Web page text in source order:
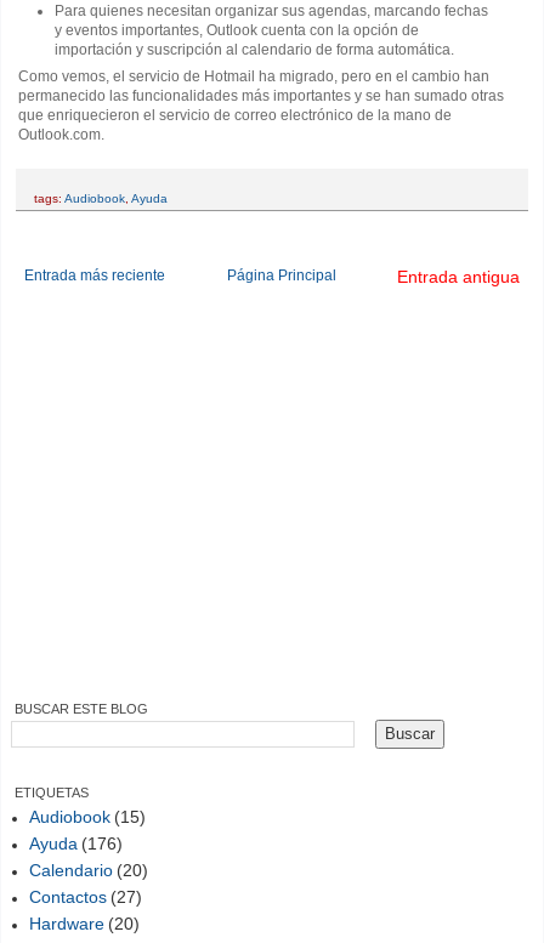
Para quienes necesitan organizar sus agendas, marcando fechas
y eventos importantes, Outlook cuenta con la opción de
importación y suscripción al calendario de forma automática.
Como vemos, el servicio de Hotmail ha migrado, pero en el cambio han
permanecido las funcionalidades más importantes y se han sumado otras
que enriquecieron el servicio de correo electrónico de la mano de
Outlook.com.
tags: Audiobook Ayuda
Entrada más reciente Entrada antigua
Página Principal
BUSCAR ESTE BLOG
ETIQUETAS
Audiobook (15)
Ayuda (176)
Calendario (20)
Contactos (27)
Hardware (20)